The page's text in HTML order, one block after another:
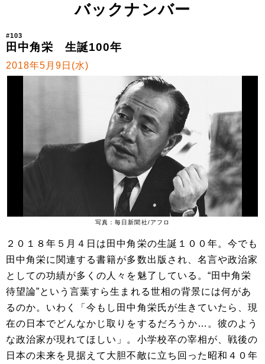
バックナンバー
#103
田中角栄 生誕100年
2018年5月9日(水)
写真：毎日新聞社/アフロ
２０１８年５月４日は田中角栄の生誕１００年。今でも
田中角栄に関連する書籍が多数出版され、名言や政治家
としての功績が多くの人々を魅了している。“田中角栄
待望論”という言葉すら生まれる世相の背景には何があ
るのか。いわく「今もし田中角栄氏が生きていたら、現
在の日本でどんなかじ取りをするだろうか…。彼のよう
な政治家が現れてほしい」。小学校卒の宰相が、戦後の
日本の未来を見据えて大胆不敵に立ち回った昭和４０年